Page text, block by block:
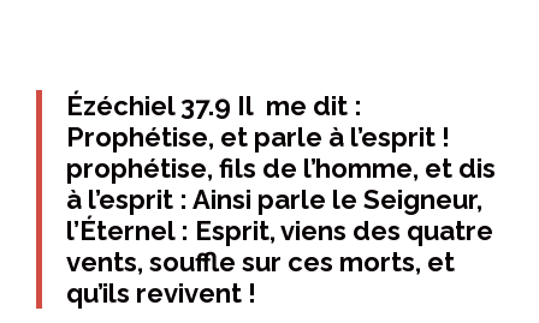
Ézéchiel 37.9 Il me dit :
Prophétise, et parle à l’esprit !
prophétise, fils de l’homme, et dis
à l’esprit : Ainsi parle le Seigneur,
l’Éternel : Esprit, viens des quatre
vents, souffle sur ces morts, et
qu’ils revivent !